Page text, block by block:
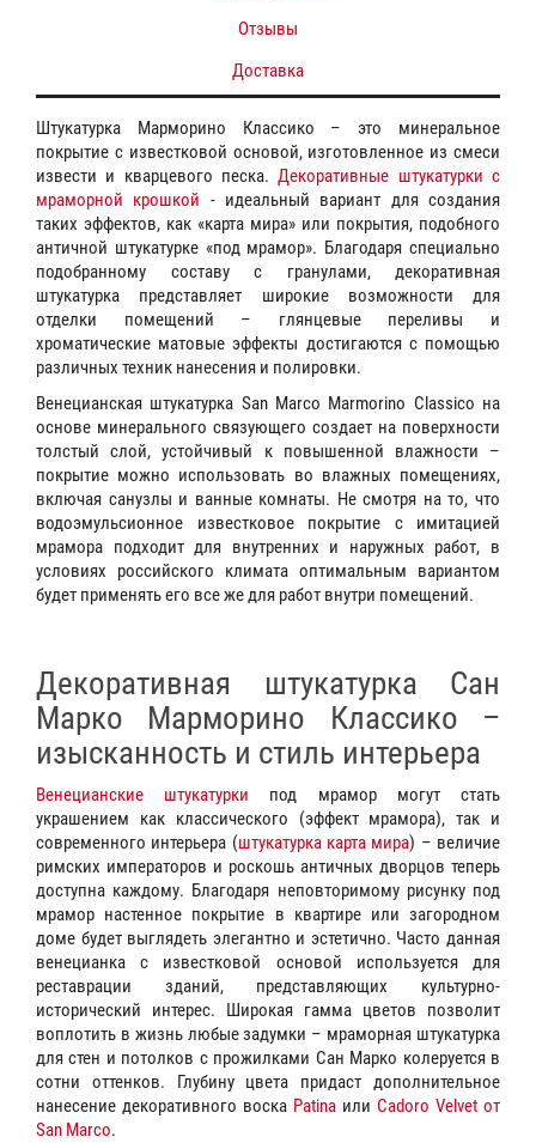
Отзывы
Доставка
Штукатурка Марморино Классико – это минеральное
покрытие с известковой основой, изготовленное из смеси
извести и кварцевого песка.Декоративные штукатурки с
мраморной крошкой - идеальный вариант для создания
таких эффектов, как «карта мира» или покрытия, подобного
античной штукатурке «под мрамор». Благодаря специально
подобранному составу с гранулами, декоративная
штукатурка представляет широкие возможности для
отделки помещений – глянцевые переливы и
хроматические матовые эффекты достигаются с помощью
различных техник нанесения и полировки.
Венецианская штукатурка San Marco Marmorino Classico на
основе минерального связующего создает на поверхности
толстый слой, устойчивый к повышенной влажности –
покрытие можно использовать во влажных помещениях,
включая санузлы и ванные комнаты. Не смотря на то, что
водоэмульсионное известковое покрытие с имитацией
мрамора подходит для внутренних и наружных работ, в
условиях российского климата оптимальным вариантом
будет применять его все же для работ внутри помещений.
Декоративная штукатурка Сан
Марко Марморино Классико –
изысканность и стиль интерьера
Венецианские штукатурки под мрамор могут стать
украшением как классического (эффект мрамора), так и
современного интерьера (штукатурка карта мира) – величие
римских императоров и роскошь античных дворцов теперь
доступна каждому. Благодаря неповторимому рисунку под
мрамор настенное покрытие в квартире или загородном
доме будет выглядеть элегантно и эстетично. Часто данная
венецианка с известковой основой используется для
реставрации зданий, представляющих культурно-
исторический интерес. Широкая гамма цветов позволит
воплотить в жизнь любые задумки – мраморная штукатурка
для стен и потолков с прожилками Сан Марко колеруется в
сотни оттенков. Глубину цвета придаст дополнительное
нанесение декоративного воска Patina или Cadoro Velvet от
San Marco.